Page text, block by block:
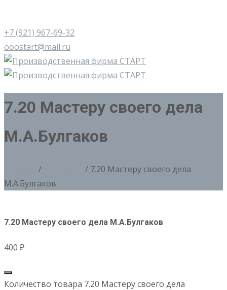
+7 (921) 967-69-32
ooostart@mail.ru
7.20 Мастеру своего дела
М.А.Булгаков
/
/ 7.20 Мастеру своего дела
М.А.Булгаков
7.20 Мастеру своего дела М.А.Булгаков
400 ₽
Количество товара 7.20 Мастеру своего дела